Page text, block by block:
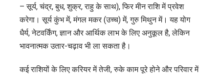
– सूर्य, चंद्र, बुध, शुक्र, राहु के साथ), फिर मीन राशि में प्रवेश
करेगा। सूर्य कुंभ में, मंगल मकर (उच्च) में, गुरु मिथुन में। यह योग
धैर्य, नेटवर्किंग, ज्ञान और आर्थिक लाभ के लिए अनुकूल है, लेकिन
भावनात्मक उतार-चढ़ाव भी ला सकता है।
कई राशियों के लिए करियर में तेजी, रुके काम पूरे होने और परिवार में